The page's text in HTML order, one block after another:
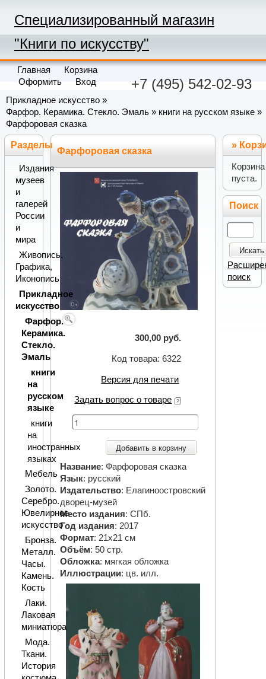
Специализированный магазин
"Книги по искусству"
+7 (495) 542-02-93
Главная
Корзина
Оформить
Вход
Прикладное искусство »
Фарфор. Керамика. Стекло. Эмаль » книги на русском языке »
Фарфоровая сказка
Фарфоровая сказка
300,00 руб.
Код товара: 6322
Версия для печати
Задать вопрос о товаре
Добавить в корзину
Название: Фарфоровая сказка
Язык: русский
Издательство: Елагиноостровский
дворец-музей
Место издания: СПб.
Год издания: 2017
Формат: 21х21 см
Объём: 50 стр.
Обложка: мягкая обложка
Иллюстрации: цв. илл.
Разделы
Издания
музеев
и
галерей
России
и
мира
Живопись,
Графика,
Иконопись
Прикладное
искусство
Фарфор.
Керамика.
Стекло.
Эмаль
книги
на
русском
языке
книги
на
иностранных
языках
Мебель
Золото.
Серебро.
Ювелирное
искусство
Бронза.
Металл.
Часы.
Камень.
Кость
Лаки.
Лаковая
миниатюра
Мода.
Ткани.
История
»
Корзина
пуста.
Поиск
Искать
поиск